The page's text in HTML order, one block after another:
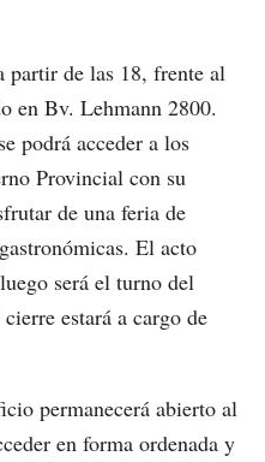
partir de las 18, frente al
en Bv. Lehmann 2800.
podrá acceder a los
Provincial con su
de una feria de
El acto
será el turno del
estará a cargo de
permanecerá abierto al
en forma ordenada y